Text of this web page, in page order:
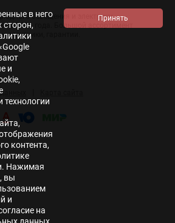
освещения и электрики
с 2014 года. Большой ассортимент
электрики, гарантии.
в него
сторон,
и
контента,
Нажимая
вы
и
на